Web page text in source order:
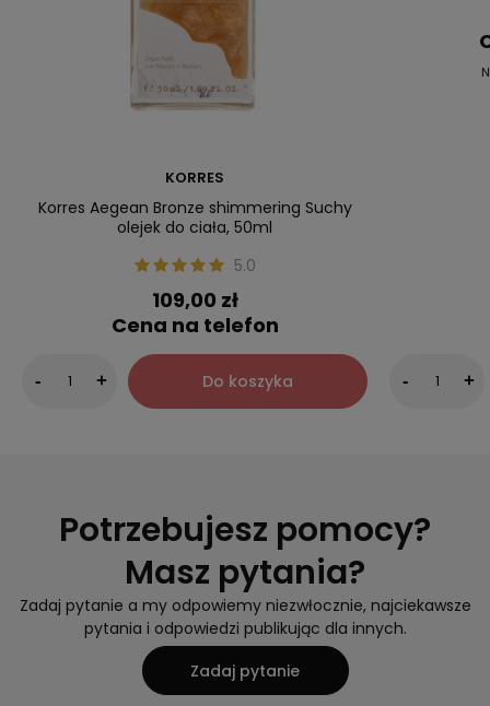
KORRES
Korres Aegean Bronze shimmering Suchy
olejek do ciała, 50ml
5.0
109,00 zł
Cena na telefon
- + Do koszyka - +
Potrzebujesz pomocy?
Masz pytania?
Zadaj pytanie a my odpowiemy niezwłocznie, najciekawsze
pytania i odpowiedzi publikując dla innych.
Zadaj pytanie